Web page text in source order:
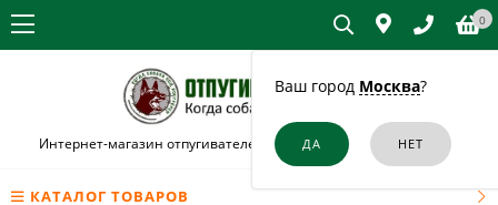
Ваш город Москва?
0
Интернет-магазин отпугивателей собак и кошек в Красноярске
КАТАЛОГ ТОВАРОВ